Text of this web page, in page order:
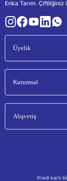
Enka Tarım.
Üyelik
Kurumsal
Alışveriş
Kredi kartı